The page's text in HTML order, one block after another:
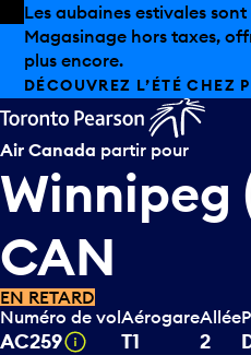
Skip to offers
Passer au contenu
Les aubaines estivales
Magasinage hors taxes,
plus encore.
DÉCOUVREZ L’ÉTÉ CHEZ
Air Canada partir pour
Winnipeg
CAN
EN RETARD
Numéro de vol
AC259 Infobulle
Aérogare
T1
Allée
2